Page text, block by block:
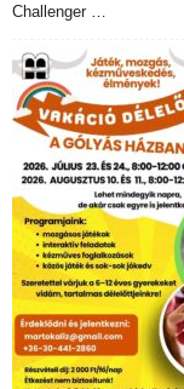
Challenger …